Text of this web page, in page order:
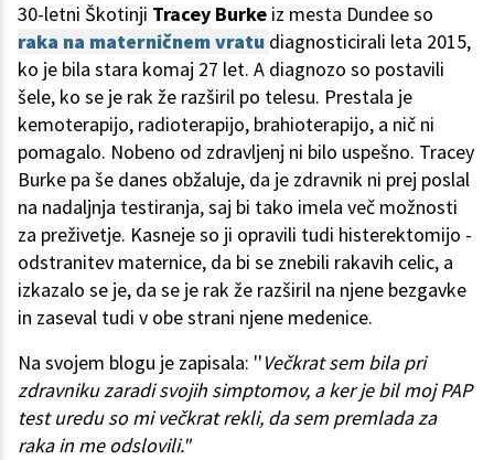
30-letni Škotinji Tracey Burke iz mesta Dundee so
raka na materničnem vratu diagnosticirali leta 2015,
ko je bila stara komaj 27 let. A diagnozo so postavili
šele, ko se je rak že razširil po telesu. Prestala je
kemoterapijo, radioterapijo, brahioterapijo, a nič ni
pomagalo. Nobeno od zdravljenj ni bilo uspešno. Tracey
Burke pa še danes obžaluje, da je zdravnik ni prej poslal
na nadaljnja testiranja, saj bi tako imela več možnosti
za preživetje. Kasneje so ji opravili tudi histerektomijo -
odstranitev maternice, da bi se znebili rakavih celic, a
izkazalo se je, da se je rak že razširil na njene bezgavke
in zaseval tudi v obe strani njene medenice.
Na svojem blogu je zapisala: ''Večkrat sem bila pri
zdravniku zaradi svojih simptomov, a ker je bil moj PAP
test uredu so mi večkrat rekli, da sem premlada za
raka in me odslovili."